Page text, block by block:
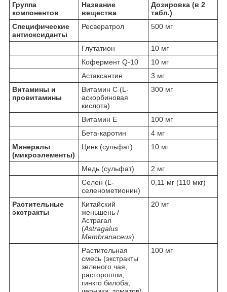
Группа
компонентов
Название
вещества
Дозировка (в 2
табл.)
Специфические
антиоксиданты
Ресвератрол 500 мг
Глутатион
10 мг
Кофермент Q-10
10 мг
Астаксантин
3 мг
Витамины и
провитамины
Витамин С (L-
аскорбиновая
кислота)
300 мг
Витамин Е
100 мг
Бета-каротин
4 мг
Минералы
(микроэлементы)
Цинк (сульфат) 10 мг
Медь (сульфат)
2 мг
Селен (L-
селенометионин)
0,11 мг (110 мкг)
Растительные
экстракты
Китайский
женьшень /
Астрагал
(Astragalus
Membranaceus)
20 мг
Растительная
смесь (экстракты
зеленого чая,
расторопши,
гинкго билоба,
100 мг